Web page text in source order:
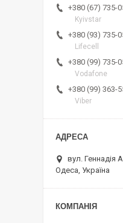
+380 (67) 735-
Kyivstar
+380 (93) 735-
Lifecell
+380 (99) 735-
Vodafone
+380 (99) 363-
Viber
вул. Геннадія
Одеса, Україна